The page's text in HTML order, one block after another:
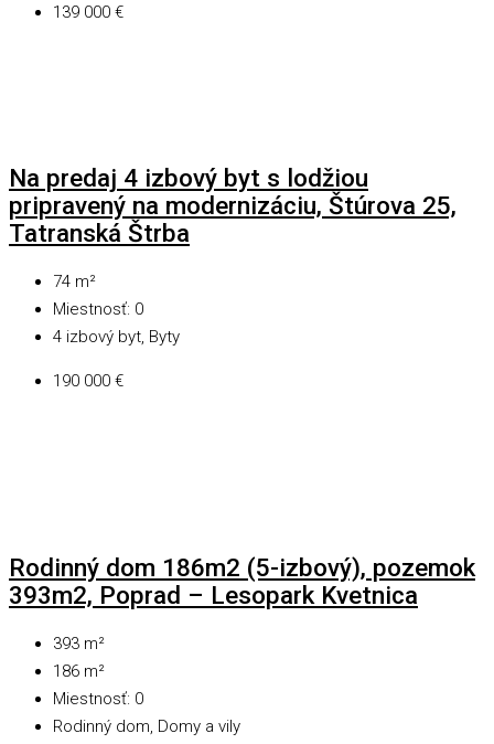
139 000 €
Na predaj 4 izbový byt s lodžiou
pripravený na modernizáciu, Štúrova 25,
Tatranská Štrba
74 m²
Miestnosť: 0
4 izbový byt, Byty
190 000 €
Rodinný dom 186m2 (5-izbový), pozemok
393m2, Poprad – Lesopark Kvetnica
393 m²
186 m²
Miestnosť: 0
Rodinný dom, Domy a vily